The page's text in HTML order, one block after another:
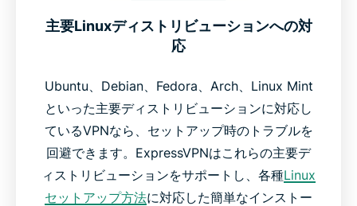
主要Linuxディストリビューションへの対
応
Ubuntu、Debian、Fedora、Arch、Linux Mint
といった主要ディストリビューションに対応し
ているVPNなら、セットアップ時のトラブルを
回避できます。ExpressVPNはこれらの主要デ
ィストリビューションをサポートし、各種Linux
セットアップ方法に対応した簡単なインストー